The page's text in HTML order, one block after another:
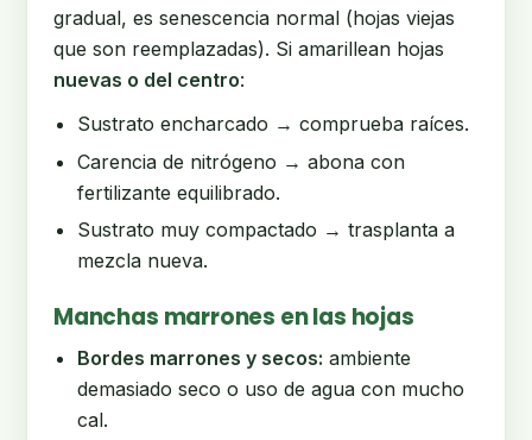
gradual, es senescencia normal (hojas viejas
que son reemplazadas). Si amarillean hojas
nuevas o del centro:
Sustrato encharcado → comprueba raíces.
Carencia de nitrógeno → abona con
fertilizante equilibrado.
Sustrato muy compactado → trasplanta a
mezcla nueva.
Manchas marrones en las hojas
Bordes marrones y secos: ambiente
demasiado seco o uso de agua con mucho
cal.